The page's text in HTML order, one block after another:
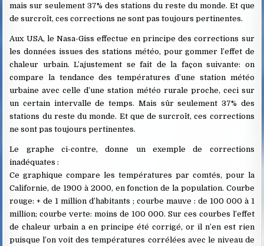
mais sur seulement 37% des stations du reste du monde. Et que
de surcroît, ces corrections ne sont pas toujours pertinentes.
Aux USA, le Nasa-Giss effectue en principe des corrections sur
les données issues des stations météo, pour gommer l’effet de
chaleur urbain. L’ajustement se fait de la façon suivante: on
compare la tendance des températures d’une station météo
urbaine avec celle d’une station météo rurale proche, ceci sur
un certain intervalle de temps. Mais sûr seulement 37% des
stations du reste du monde. Et que de surcroît, ces corrections
ne sont pas toujours pertinentes.
Le graphe ci-contre, donne un exemple de corrections
inadéquates :
Ce graphique compare les températures par comtés, pour la
Californie, de 1900 à 2000, en fonction de la population. Courbe
rouge: + de 1 million d’habitants ; courbe mauve : de 100 000 à 1
million; courbe verte: moins de 100 000. Sur ces courbes l’effet
de chaleur urbain a en principe été corrigé, or il n’en est rien
puisque l’on voit des températures corrélées avec le niveau de